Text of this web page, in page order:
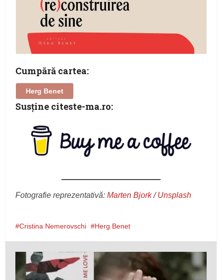
Cumpără cartea:
Herg Benet
Susţine citeste-ma.ro:
Fotografie reprezentativă:Marten Bjork/Unsplash
Cristina Nemerovschi Herg Benet